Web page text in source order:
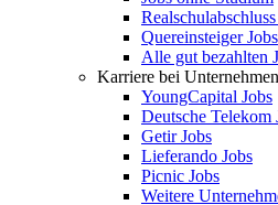
Quereinsteiger Jobs
Alle gut bezahlten
Karriere bei Unternehmen
YoungCapital Jobs
Deutsche Telekom
Getir Jobs
Lieferando Jobs
Picnic Jobs
Weitere